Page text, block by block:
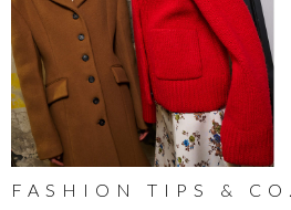
FASHION TIPS & CO.